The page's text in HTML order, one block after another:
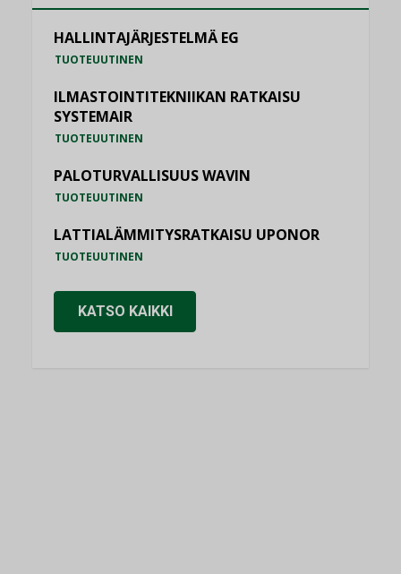
HALLINTAJÄRJESTELMÄ EG
TUOTEUUTINEN
ILMASTOINTITEKNIIKAN RATKAISU
SYSTEMAIR
TUOTEUUTINEN
PALOTURVALLISUUS WAVIN
TUOTEUUTINEN
LATTIALÄMMITYSRATKAISU UPONOR
TUOTEUUTINEN
KATSO KAIKKI